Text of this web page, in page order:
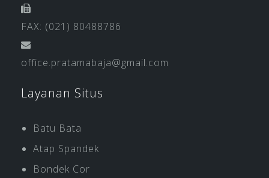
FAX: (021) 80488786
office.pratamabaja@gmail.com
Layanan Situs
Batu Bata
Atap Spandek
Bondek Cor